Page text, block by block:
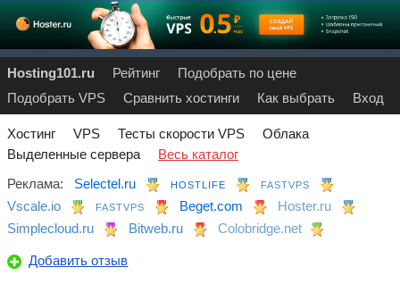
Hosting101.ru Рейтинг
Подобрать по цене
Подобрать VPS
Сравнить хостинги Как выбрать Вход
Хостинг VPS Тесты скорости VPS
Облака
Выделенные сервера
Весь каталог
Реклама:
Selectel.ru HOSTLIFE FASTVPS
Vscale.io FASTVPS Beget.com
Hoster.ru
Simplecloud.ru
Bitweb.ru Colobridge.net
Добавить отзыв